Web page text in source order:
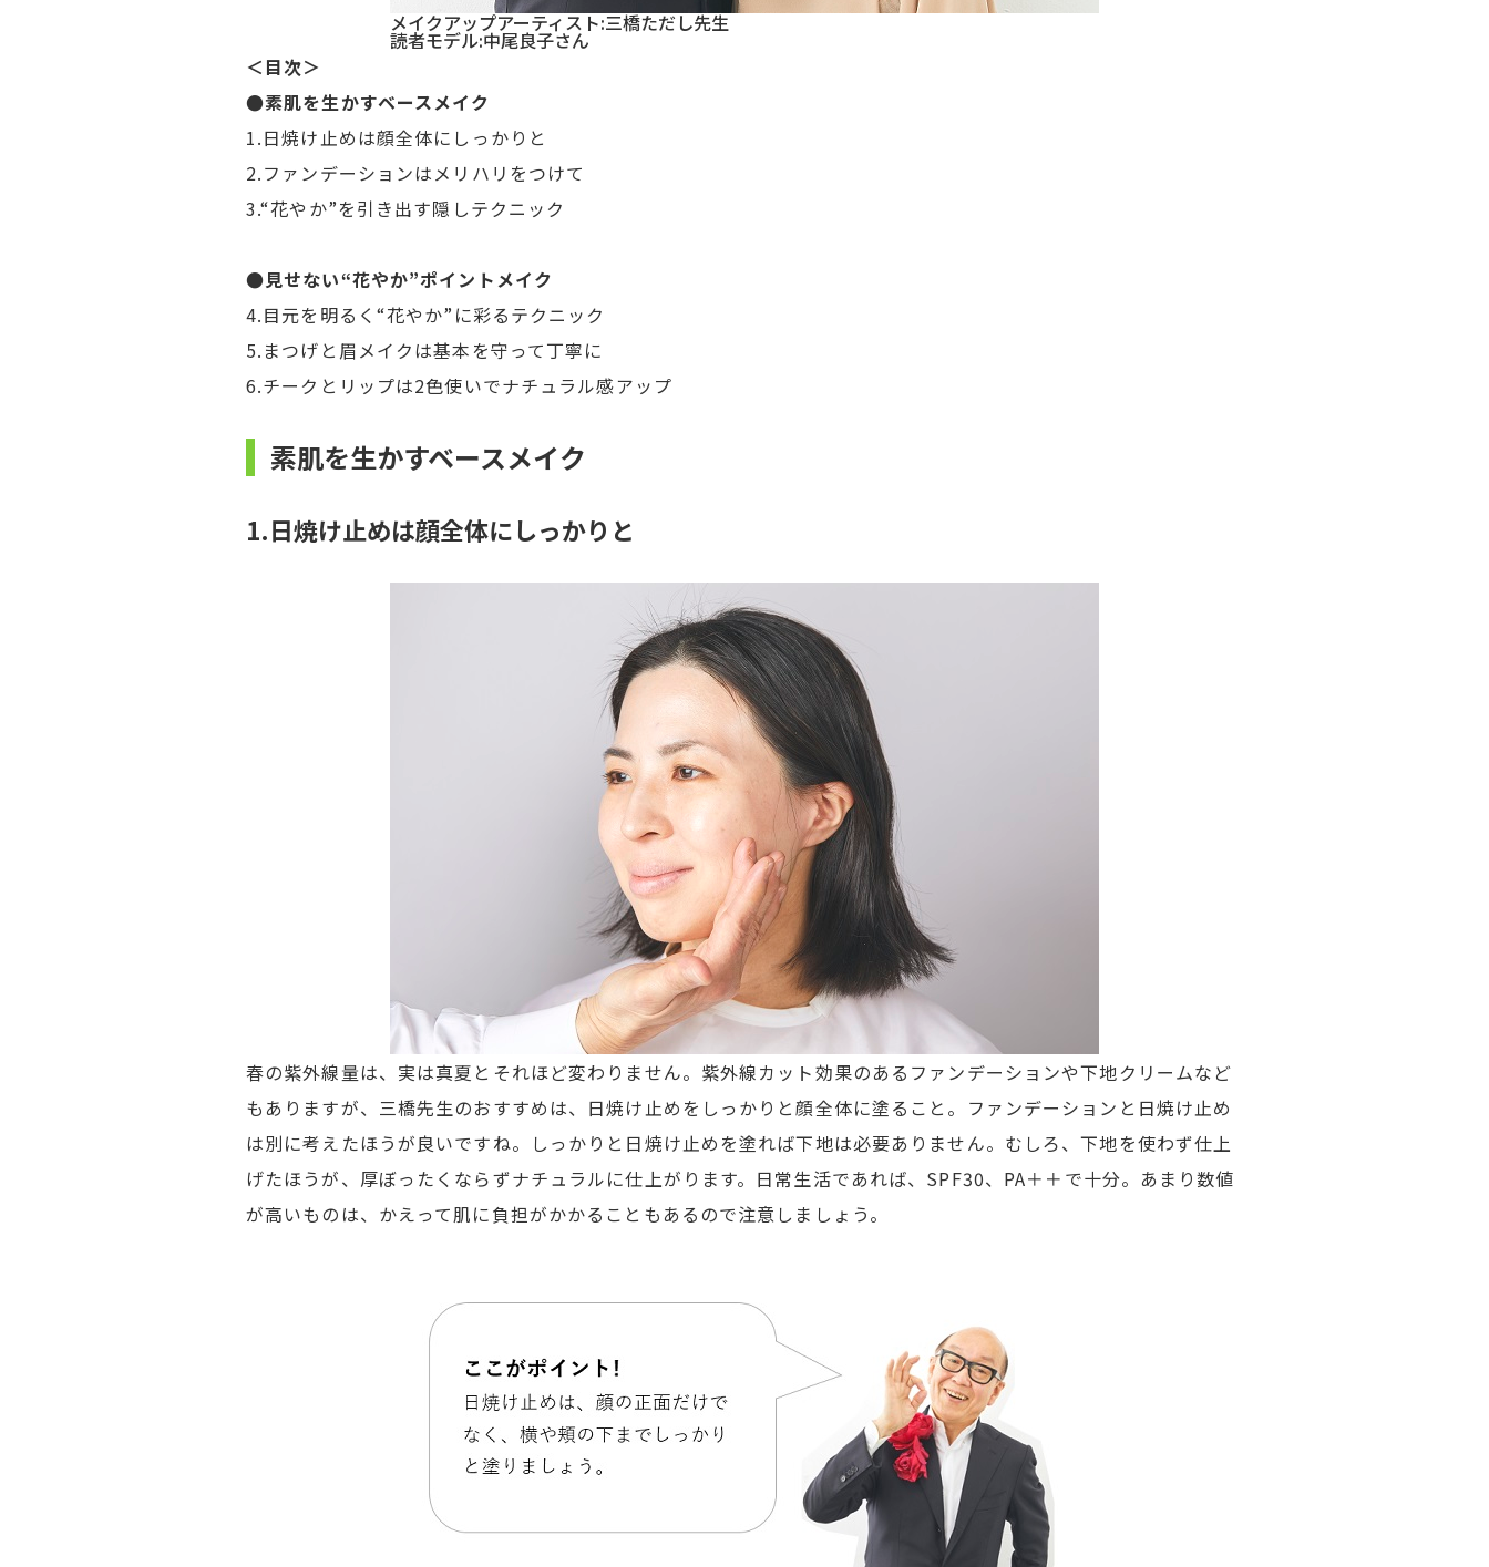
メイクアップアーティスト:三橋ただし先生
読者モデル:中尾良子さん
＜目次＞
●素肌を生かすベースメイク
1.日焼け止めは顔全体にしっかりと
2.ファンデーションはメリハリをつけて
3.“花やか”を引き出す隠しテクニック
●見せない“花やか”ポイントメイク
4.目元を明るく“花やか”に彩るテクニック
5.まつげと眉メイクは基本を守って丁寧に
6.チークとリップは2色使いでナチュラル感アップ
素肌を生かすベースメイク
1.日焼け止めは顔全体にしっかりと
春の紫外線量は、実は真夏とそれほど変わりません。紫外線カット効果のあるファンデーションや下地クリームなど
もありますが、三橋先生のおすすめは、日焼け止めをしっかりと顔全体に塗ること。ファンデーションと日焼け止め
は別に考えたほうが良いですね。しっかりと日焼け止めを塗れば下地は必要ありません。むしろ、下地を使わず仕上
げたほうが、厚ぼったくならずナチュラルに仕上がります。日常生活であれば、SPF30、PA＋＋で十分。あまり数値
が高いものは、かえって肌に負担がかかることもあるので注意しましょう。